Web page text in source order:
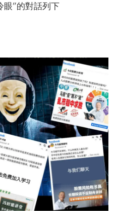
眼”的對話列下